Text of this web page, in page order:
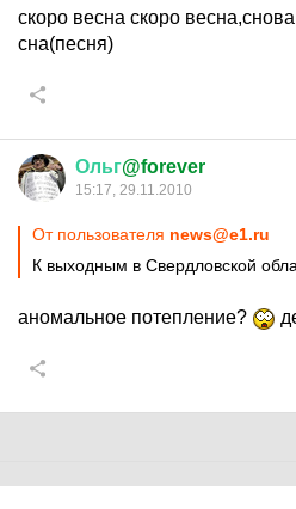
скоро весна скоро
сна(песня)
Ольг@forever
15:17, 29.11.2010
От пользователя news@e1.ru
К выходным в Свердловской
аномальное потепление?